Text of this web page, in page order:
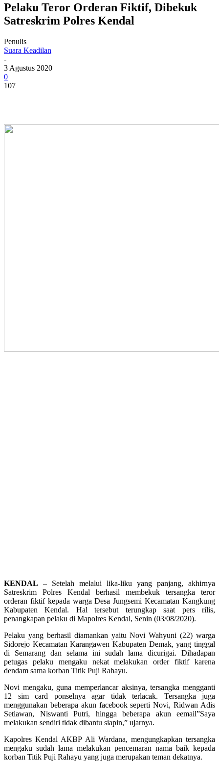
Pelaku Teror Orderan Fiktif, Dibekuk
Satreskrim Polres Kendal
Penulis
Suara Keadilan
-
3 Agustus 2020
0
107
KENDAL – Setelah melalui lika-liku yang panjang, akhirnya
Satreskrim Polres Kendal berhasil membekuk tersangka teror
orderan fiktif kepada warga Desa Jungsemi Kecamatan Kangkung
Kabupaten Kendal. Hal tersebut terungkap saat pers rilis,
penangkapan pelaku di Mapolres Kendal, Senin (03/08/2020).
Pelaku yang berhasil diamankan yaitu Novi Wahyuni (22) warga
Sidorejo Kecamatan Karangawen Kabupaten Demak, yang tinggal
di Semarang dan selama ini sudah lama dicurigai. Dihadapan
petugas pelaku mengaku nekat melakukan order fiktif karena
dendam sama korban Titik Puji Rahayu.
Novi mengaku, guna memperlancar aksinya, tersangka mengganti
12 sim card ponselnya agar tidak terlacak. Tersangka juga
menggunakan beberapa akun facebook seperti Novi, Ridwan Adis
Setiawan, Niswanti Putri, hingga beberapa akun eemail”Saya
melakukan sendiri tidak dibantu siapin,” ujarnya.
Kapolres Kendal AKBP Ali Wardana, mengungkapkan tersangka
mengaku sudah lama melakukan pencemaran nama baik kepada
korban Titik Puji Rahayu yang juga merupakan teman dekatnya.